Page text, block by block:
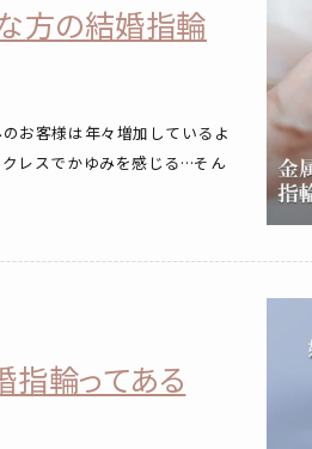
方の結婚指輪
お客様は年々増加しているよ
レスでかゆみを感じる…そん
指輪ってある